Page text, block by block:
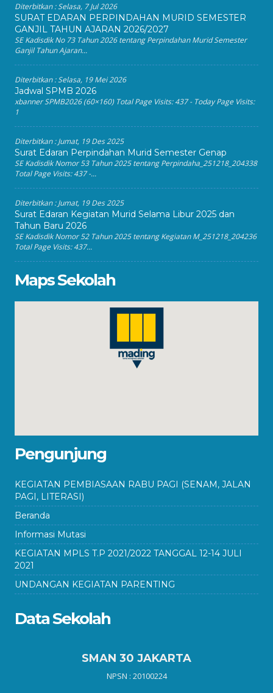
Diterbitkan :Selasa, 7 Jul 2026
SURAT EDARAN PERPINDAHAN MURID SEMESTER
GANJIL TAHUN AJARAN 2026/2027
SE Kadisdik No 73 Tahun 2026 tentang Perpindahan Murid Semester
Ganjil Tahun Ajaran...
Diterbitkan :Selasa, 19 Mei 2026
Jadwal SPMB 2026
xbanner SPMB2026 (60×160) Total Page Visits: 437 - Today Page Visits:
1
Diterbitkan :Jumat, 19 Des 2025
Surat Edaran Perpindahan Murid Semester Genap
SE Kadisdik Nomor 53 Tahun 2025 tentang Perpindaha_251218_204338
Total Page Visits: 437 -...
Diterbitkan :Jumat, 19 Des 2025
Surat Edaran Kegiatan Murid Selama Libur 2025 dan
Tahun Baru 2026
SE Kadisdik Nomor 52 Tahun 2025 tentang Kegiatan M_251218_204236
Total Page Visits: 437...
Maps Sekolah
Pengunjung
KEGIATAN PEMBIASAAN RABU PAGI (SENAM, JALAN
PAGI, LITERASI)
Beranda
Informasi Mutasi
KEGIATAN MPLS T.P 2021/2022 TANGGAL 12-14 JULI
2021
UNDANGAN KEGIATAN PARENTING
Data Sekolah
SMAN 30 JAKARTA
NPSN : 20100224